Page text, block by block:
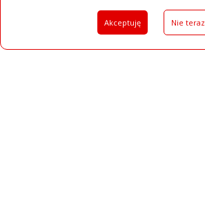
Akceptuję Nie teraz